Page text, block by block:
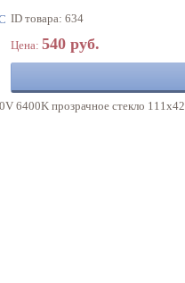
ID товара: 634
Цена: 540 руб.
6400K прозрачное стекло 111х42